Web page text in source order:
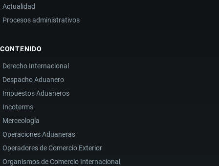
Actualidad
Procesos administrativos
CONTENIDO
Derecho Internacional
Despacho Aduanero
Impuestos Aduaneros
Incoterms
Merceología
Operaciones Aduaneras
Operadores de Comercio Exterior
Organismos de Comercio Internacional